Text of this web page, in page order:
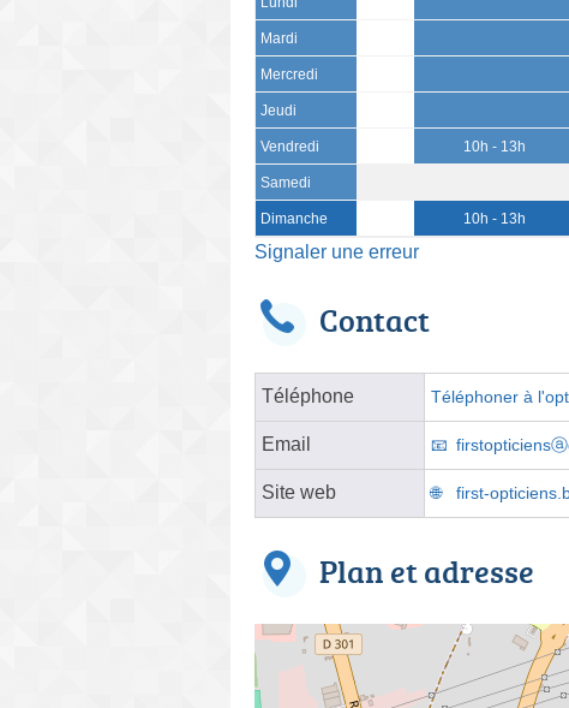
Mardi
Mercredi
Jeudi
Vendredi 10h - 13h
Samedi
Dimanche 10h - 13h
Signaler une erreur
Contact
Téléphone Téléphoner à
Email
Site web first-
Plan et adresse